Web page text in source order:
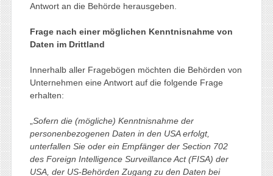
Antwort an die Behörde herausgeben.
Frage nach einer möglichen Kenntnisnahme von
Daten im Drittland
Innerhalb aller Fragebögen möchten die Behörden von
Unternehmen eine Antwort auf die folgende Frage
erhalten:
Sofern die (mögliche) Kenntnisnahme der
personenbezogenen Daten in den USA erfolgt,
unterfallen Sie oder ein Empfänger der Section 702
des Foreign Intelligence Surveillance Act (FISA) der
USA, der US-Behörden Zugang zu den Daten bei